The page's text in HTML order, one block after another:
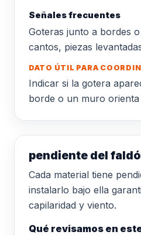
Señales frecuentes
Goteras junto a bordes
cantos, piezas
DATO ÚTIL PARA
Indicar si la gotera
borde o un muro orienta
pendiente del
Cada material tiene
instalarlo bajo ella
capilaridad y viento.
Qué revisamos en